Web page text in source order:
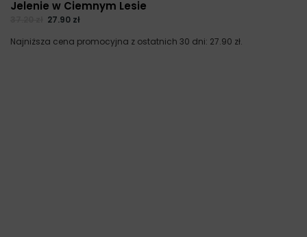
Jelenie w Ciemnym Lesie
27.90 zł
Najniższa cena promocyjna z ostatnich 30 dni: 27.90 zł.